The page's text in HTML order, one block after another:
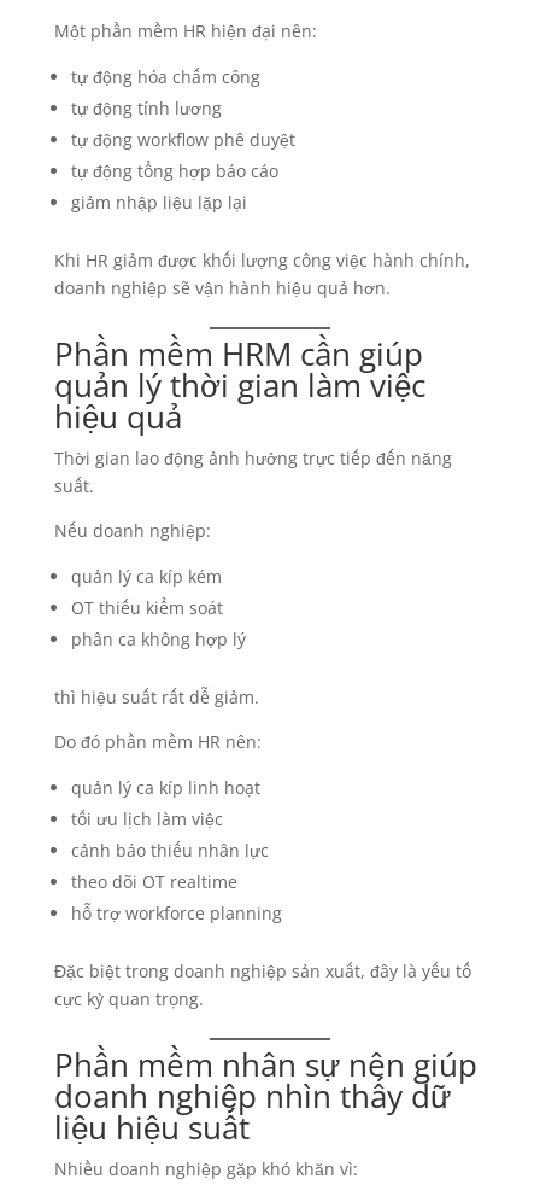
Một phần mềm HR hiện đại nên:
tự động hóa chấm công
tự động tính lương
tự động workflow phê duyệt
tự động tổng hợp báo cáo
giảm nhập liệu lặp lại
Khi HR giảm được khối lượng công việc hành chính,
doanh nghiệp sẽ vận hành hiệu quả hơn.
Phần mềm HRM cần giúp
quản lý thời gian làm việc
hiệu quả
Thời gian lao động ảnh hưởng trực tiếp đến năng
suất.
Nếu doanh nghiệp:
quản lý ca kíp kém
OT thiếu kiểm soát
phân ca không hợp lý
thì hiệu suất rất dễ giảm.
Do đó phần mềm HR nên:
quản lý ca kíp linh hoạt
tối ưu lịch làm việc
cảnh báo thiếu nhân lực
theo dõi OT realtime
hỗ trợ workforce planning
Đặc biệt trong doanh nghiệp sản xuất, đây là yếu tố
cực kỳ quan trọng.
Phần mềm nhân sự nên giúp
doanh nghiệp nhìn thấy dữ
liệu hiệu suất
Nhiều doanh nghiệp gặp khó khăn vì: